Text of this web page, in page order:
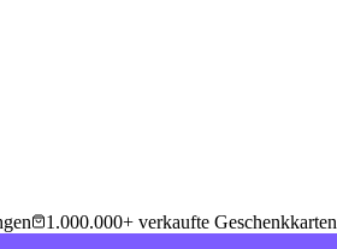
1.000.000+ verkaufte Geschenkkarten